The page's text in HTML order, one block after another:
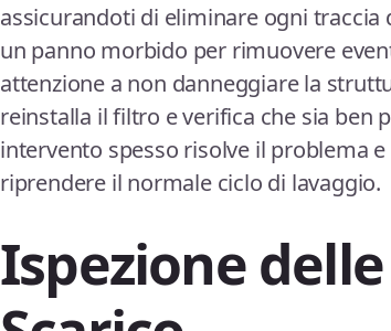
assicurandoti di eliminare ogni traccia
un panno morbido per rimuovere
attenzione a non danneggiare la
reinstalla il filtro e verifica che sia ben
intervento spesso risolve il problema
riprendere il normale ciclo di lavaggio.
Ispezione